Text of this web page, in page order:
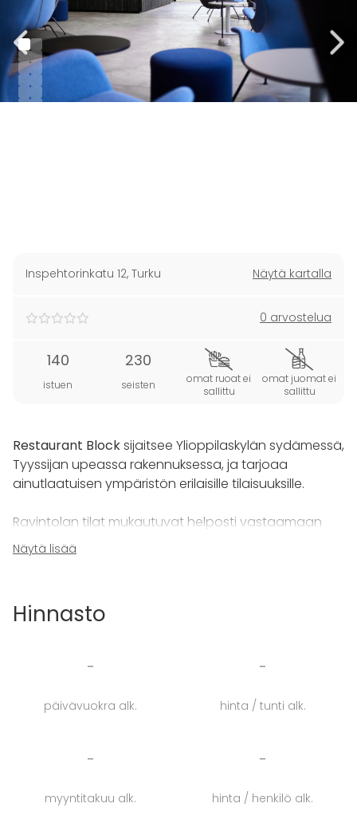
Inspehtorinkatu 12, Turku Näytä kartalla
0 arvostelua
140
istuen
230
seisten
omat ruoat ei
sallittu
omat juomat ei
sallittu
Restaurant Blocksijaitsee Ylioppilaskylän sydämessä,
Tyyssijan upeassa rakennuksessa, ja tarjoaa
ainutlaatuisen ympäristön erilaisille tilaisuuksille.
Ravintolan tilat mukautuvat helposti vastaamaan
erilaisten tilaisuuksien tarpeita. Tilaan mahtuu jopa
230 henkeä tarjoten upeat puitteet niin
Tämä tila on luotu elämään ja hengittämään
erilaisten tapahtumien mukana, tarjoten loistavat
Näytä lisää
Hinnasto
-
päivävuokra alk.
-
hinta / tunti alk.
-
myyntitakuu alk.
-
hinta / henkilö alk.